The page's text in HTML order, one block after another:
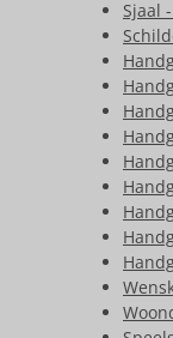
Sjaal